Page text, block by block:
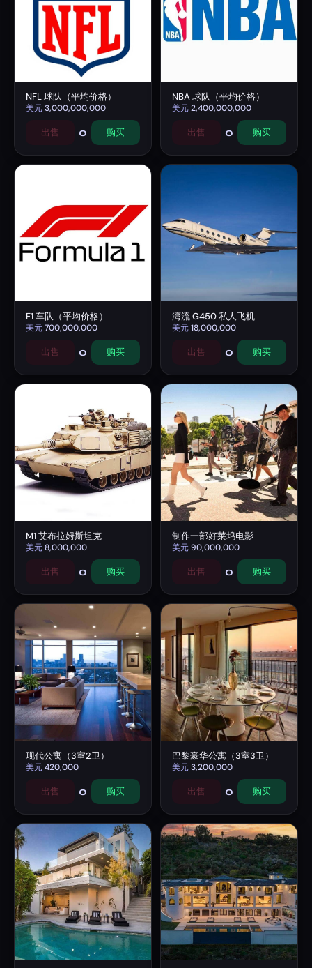
NFL 球队（平均价格）
美元3,000,000,000
出售 0 购买
NBA 球队（平均价格）
美元2,400,000,000
出售 0 购买
F1 车队（平均价格）
美元700,000,000
出售 0 购买
湾流 G450 私人飞机
美元18,000,000
出售 0 购买
M1 艾布拉姆斯坦克
美元8,000,000
出售 0 购买
制作一部好莱坞电影
美元90,000,000
出售 0 购买
现代公寓（3室2卫）
美元420,000
出售 0 购买
巴黎豪华公寓（3室3卫）
美元3,200,000
出售 0 购买